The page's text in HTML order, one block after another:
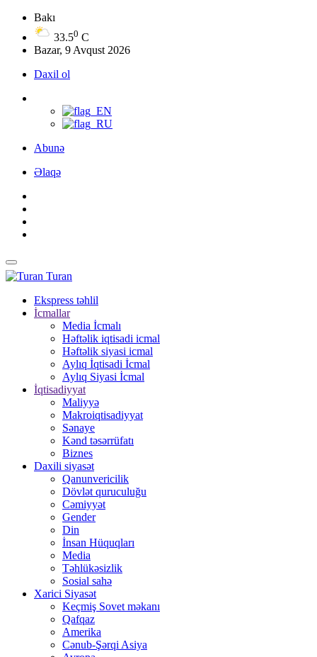
Bakı
33.50 C
Bazar, 9 Avqust 2026
Daxil ol
Abunə
Əlaqə
Turan
Ekspress təhlil
İcmallar
Media İcmalı
Həftəlik iqtisadi icmal
Həftəlik siyasi icmal
Aylıq İqtisadi İcmal
Aylıq Siyasi İcmal
İqtisadiyyat
Maliyyə
Makroiqtisadiyyat
Sənaye
Kənd təsərrüfatı
Biznes
Daxili siyasət
Qanunvericilik
Dövlət quruculuğu
Cəmiyyət
Gender
Din
İnsan Hüquqları
Media
Təhlükəsizlik
Sosial sahə
Xarici Siyasət
Keçmiş Sovet məkanı
Qafqaz
Amerika
Cənub-Şərqi Asiya